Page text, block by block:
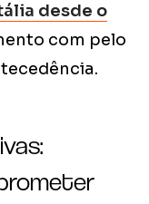
desde o
com pelo